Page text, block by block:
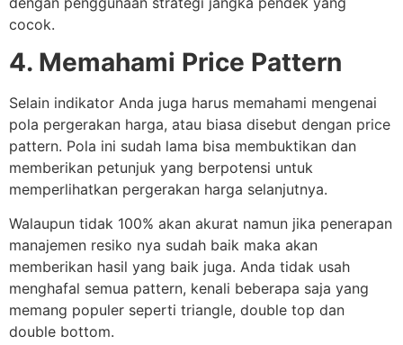
cocok.
4. Memahami Price Pattern
Selain indikator Anda juga harus memahami mengenai
pola pergerakan harga, atau biasa disebut dengan price
pattern. Pola ini sudah lama bisa membuktikan dan
memberikan petunjuk yang berpotensi untuk
memperlihatkan pergerakan harga selanjutnya.
Walaupun tidak 100% akan akurat namun jika penerapan
manajemen resiko nya sudah baik maka akan
memberikan hasil yang baik juga. Anda tidak usah
menghafal semua pattern, kenali beberapa saja yang
memang populer seperti triangle, double top dan
double bottom.